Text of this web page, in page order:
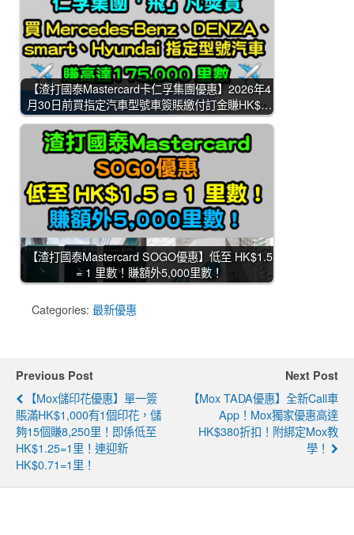
【渣打國泰Mastercard卡仁孚集團優惠】2026年4
月30日前買指定汽車型號車簽賬繳付訂金賺HK$…
【渣打國泰Mastercard SOGO優惠】低至 HK$1.5
= 1 里數！賺額外5,000里數！
Categories: 最新優惠
Previous Post
【Mox儲印花優惠】單一簽
賬滿HK$1,000有1個印花，儲
夠15個賺8,250里！即係低至
HK$1.25=1里！連迎新
HK$0.71=1里！
Next Post
【Mox TADA優惠】全新call車
App！Mox獨家優惠高達
HK$380折扣！附綁定Mox教
學！